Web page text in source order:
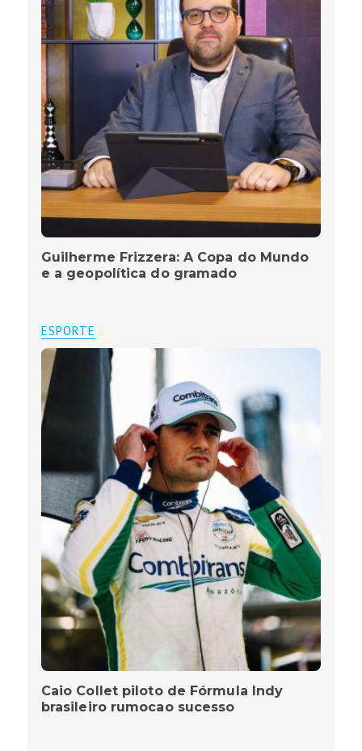
Guilherme Frizzera: A Copa do Mundo
e a geopolítica do gramado
ESPORTE
Caio Collet piloto de Fórmula Indy
brasileiro rumocao sucesso